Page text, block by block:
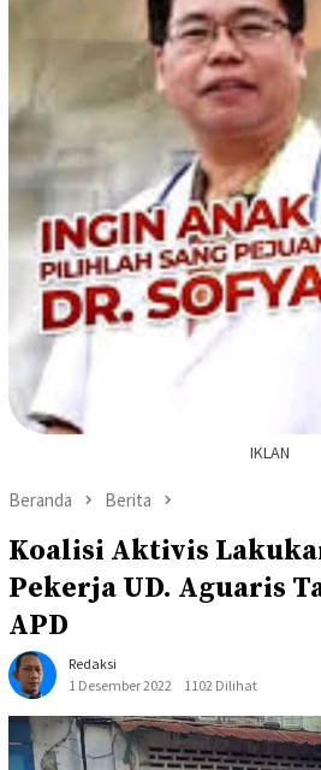
IKLAN
Beranda Berita
Koalisi Aktivis
Pekerja UD. Aguaris
APD
Redaksi
1 Desember 2022
1102 Dilihat